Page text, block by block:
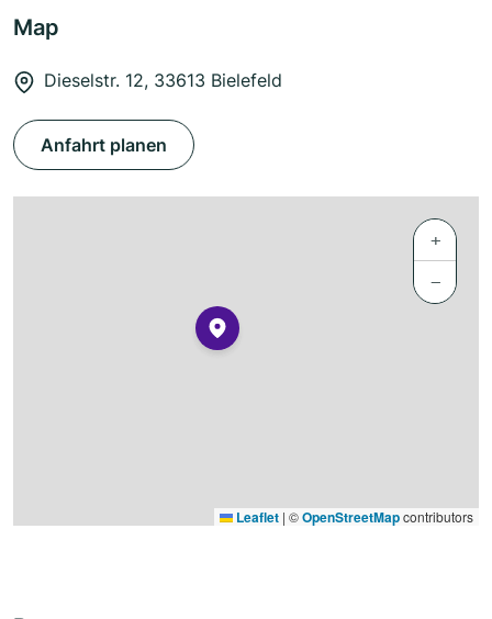
Map
Dieselstr. 12, 33613 Bielefeld
Anfahrt planen
+
−
Leaflet | ©OpenStreetMapcontributors